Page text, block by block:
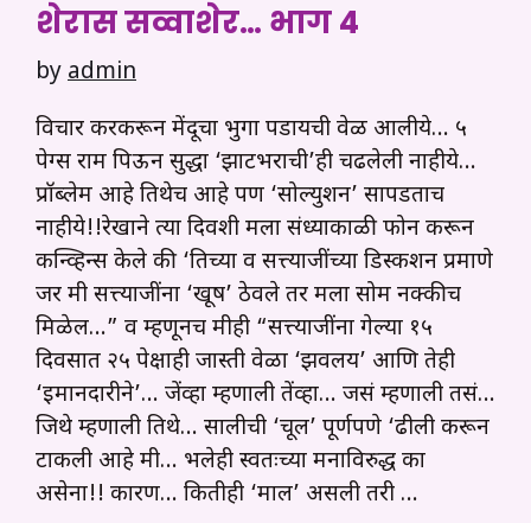
शेरास सव्वाशेर… भाग 4
by admin
विचार करकरून मेंदूचा भुगा पडायची वेळ आलीये… ५
पेग्स राम पिऊन सुद्धा ‘झाटभराची’ही चढलेली नाहीये…
प्रॉब्लेम आहे तिथेच आहे पण ‘सोल्युशन’ सापडताच
नाहीये!!रेखाने त्या दिवशी मला संध्याकाळी फोन करून
कन्व्हिन्स केले की ‘तिच्या व सत्त्याजींच्या डिस्कशन प्रमाणे
जर मी सत्त्याजींना ‘खूष’ ठेवले तर मला सोम नक्कीच
मिळेल…” व म्हणूनच मीही “सत्त्याजींना गेल्या १५
दिवसात २५ पेक्षाही जास्ती वेळा ‘झवलय’ आणि तेही
‘इमानदारीने’… जेंव्हा म्हणाली तेंव्हा… जसं म्हणाली तसं…
जिथे म्हणाली तिथे… सालीची ‘चूल’ पूर्णपणे ‘ढीली करून
टाकली आहे मी… भलेही स्वतःच्या मनाविरुद्ध का
असेना!! कारण… कितीही ‘माल’ असली तरी …